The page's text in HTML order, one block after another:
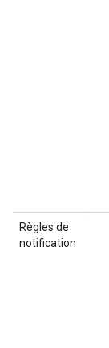
Règles de
notification